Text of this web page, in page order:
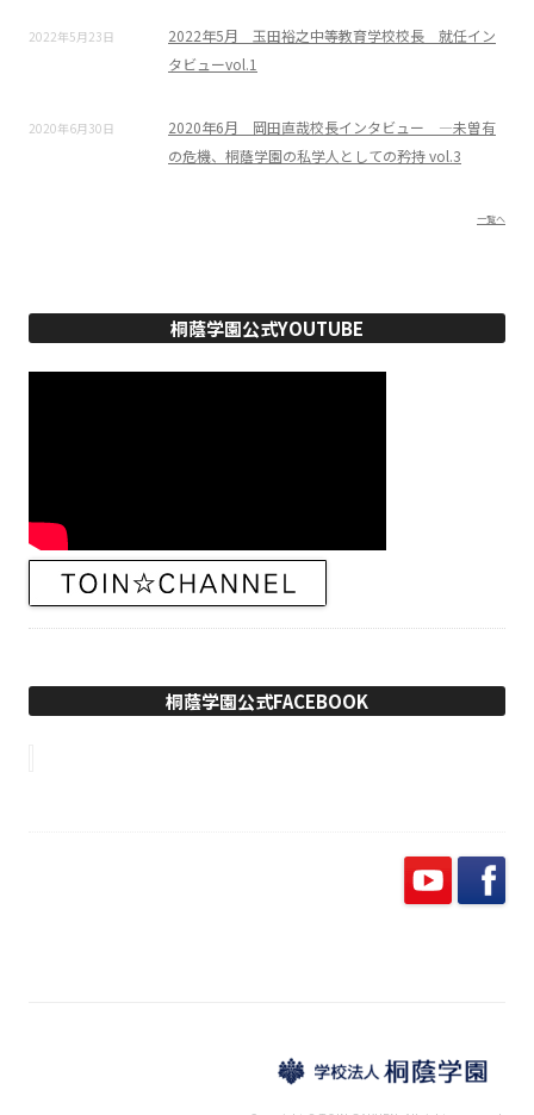
2022年5月23日
2022年5月 玉田裕之中等教育学校校長 就任イン
タビューvol.1
2020年6月30日
2020年6月 岡田直哉校長インタビュー ―未曽有
の危機、桐蔭学園の私学人としての矜持 vol.3
一覧へ
桐蔭学園公式YOUTUBE
桐蔭学園公式FACEBOOK